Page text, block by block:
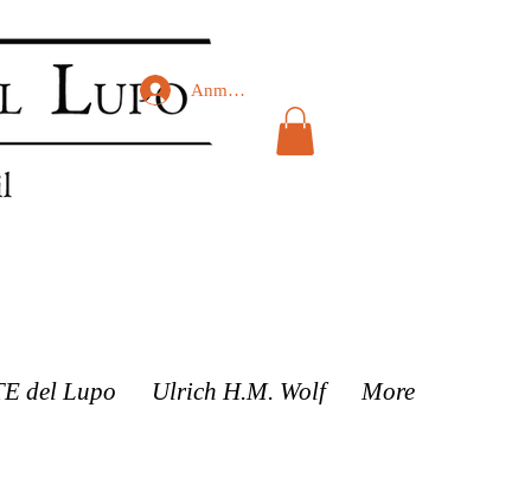
Anmelden
del Lupo Ulrich H.M. Wolf More